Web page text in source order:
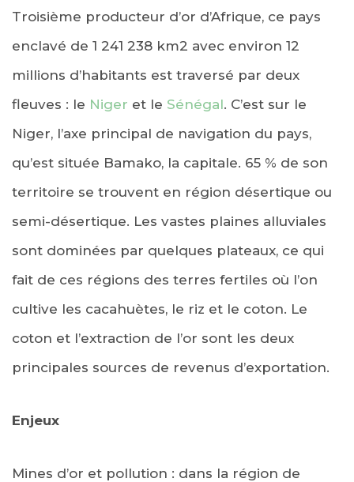
Troisième producteur d’or d’Afrique, ce pays
enclavé de 1 241 238 km2 avec environ 12
millions d’habitants est traversé par deux
fleuves : le Niger et le Sénégal. C’est sur le
Niger, l’axe principal de navigation du pays,
qu’est située Bamako, la capitale. 65 % de son
territoire se trouvent en région désertique ou
semi-désertique. Les vastes plaines alluviales
sont dominées par quelques plateaux, ce qui
fait de ces régions des terres fertiles où l’on
cultive les cacahuètes, le riz et le coton. Le
coton et l’extraction de l’or sont les deux
principales sources de revenus d’exportation.
Enjeux
Mines d’or et pollution : dans la région de